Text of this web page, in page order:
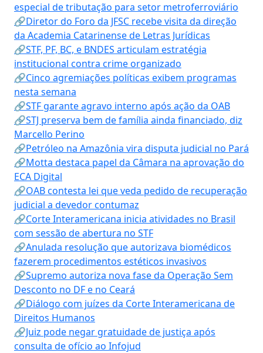
especial de tributação para setor metroferroviário
🔗Diretor do Foro da JFSC recebe visita da direção
da Academia Catarinense de Letras Jurídicas
🔗STF, PF, BC, e BNDES articulam estratégia
institucional contra crime organizado
🔗Cinco agremiações políticas exibem programas
nesta semana
🔗STF garante agravo interno após ação da OAB
🔗STJ preserva bem de família ainda financiado, diz
Marcello Perino
🔗Petróleo na Amazônia vira disputa judicial no Pará
🔗Motta destaca papel da Câmara na aprovação do
ECA Digital
🔗OAB contesta lei que veda pedido de recuperação
judicial a devedor contumaz
🔗Corte Interamericana inicia atividades no Brasil
com sessão de abertura no STF
🔗Anulada resolução que autorizava biomédicos
fazerem procedimentos estéticos invasivos
🔗Supremo autoriza nova fase da Operação Sem
Desconto no DF e no Ceará
🔗Diálogo com juízes da Corte Interamericana de
Direitos Humanos
🔗Juiz pode negar gratuidade de justiça após
consulta de ofício ao Infojud